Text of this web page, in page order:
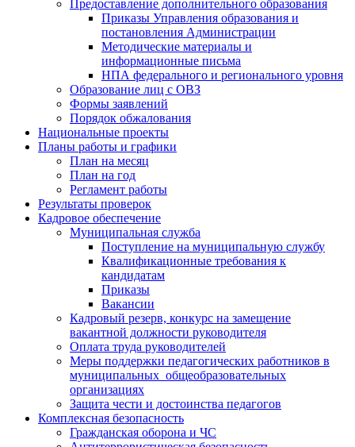
Предоставление дополнительного образования
Приказы Управления образования и
постановления Администрации
Методические материалы и
информационные письма
НПА федерального и регионального уровня
Образование лиц с ОВЗ
Формы заявлений
Порядок обжалования
Национальные проекты
Планы работы и графики
План на месяц
План на год
Регламент работы
Результаты проверок
Кадровое обеспечение
Муниципальная служба
Поступление на муниципальную службу
Квалификационные требования к
кандидатам
Приказы
Вакансии
Кадровый резерв, конкурс на замещение
вакантной должности руководителя
Оплата труда руководителей
Меры поддержки педагогических работников в
муниципальных общеобразовательных
организациях
Защита чести и достоинства педагогов
Комплексная безопасность
Гражданская оборона и ЧС